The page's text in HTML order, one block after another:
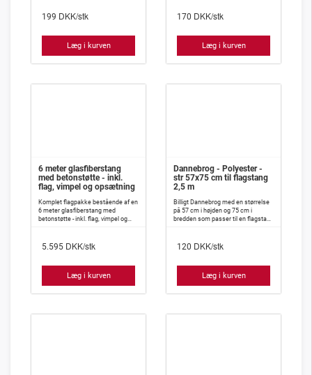
199 DKK/stk
Læg i kurven
vanskeligt slår knuder.
170 DKK/stk
Læg i kurven
6 meter glasfiberstang
med betonstøtte - inkl.
flag, vimpel og opsætning
Komplet flagpakke bestående af en
6 meter glasfiberstang med
betonstøtte - inkl. flag, vimpel og
5.595 DKK/stk
Læg i kurven
Dannebrog - Polyester -
str 57x75 cm til flagstang
2,5 m
Billigt Dannebrog med en størrelse
på 57 cm i højden og 75 cm i
bredden som passer til en flagstang
120 DKK/stk
Læg i kurven